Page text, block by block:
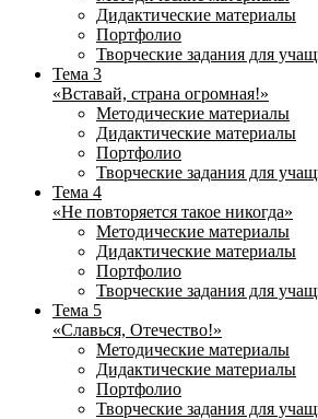
Дидактические материалы
Портфолио
Творческие задания для
Тема 3
«Вставай, страна огромная!»
Методические материалы
Дидактические материалы
Портфолио
Творческие задания для
Тема 4
«Не повторяется такое никогда»
Методические материалы
Дидактические материалы
Портфолио
Творческие задания для
Тема 5
«Славься, Отечество!»
Методические материалы
Дидактические материалы
Портфолио
Творческие задания для